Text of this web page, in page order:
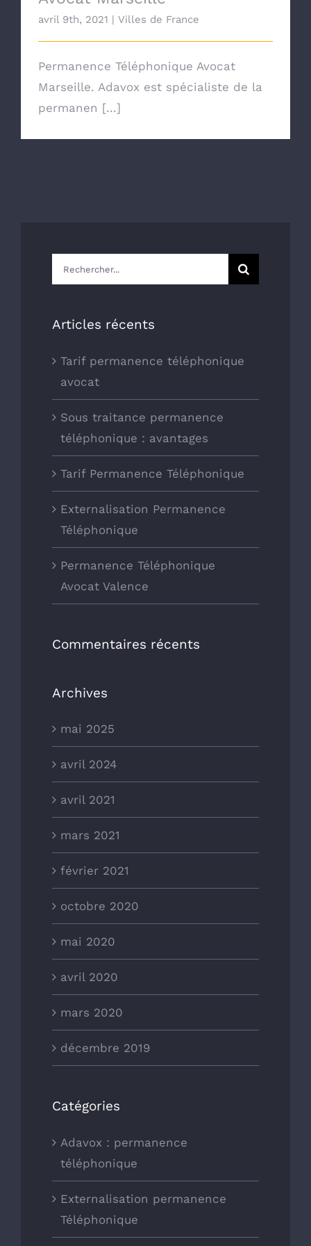
avril 9th, 2021 | Villes de France
Permanence Téléphonique Avocat
Marseille. Adavox est spécialiste de la
permanen [...]
Rechercher:
Articles récents
Tarif permanence téléphonique
avocat
Sous traitance permanence
téléphonique : avantages
Tarif Permanence Téléphonique
Externalisation Permanence
Téléphonique
Permanence Téléphonique
Avocat Valence
Commentaires récents
Archives
mai 2025
avril 2024
avril 2021
mars 2021
février 2021
octobre 2020
mai 2020
avril 2020
mars 2020
décembre 2019
Catégories
Adavox : permanence
téléphonique
Externalisation permanence
Téléphonique